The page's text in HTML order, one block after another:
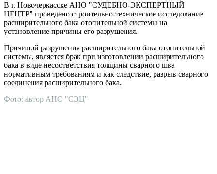
В г. Новочеркасске АНО "СУДЕБНО-ЭКСПЕРТНЫЙ
ЦЕНТР" проведено строительно-техническое исследование
расширительного бака отопительной системы на
установление причины его разрушения.
Причиной разрушения расширительного бака отопительной
системы, является брак при изготовлении расширительного
бака в виде несоответствия толщины сварного шва
нормативным требованиям и как следствие, разрыв сварного
соединения расширительного бака.
Фото: автор АНО "СЭЦ"